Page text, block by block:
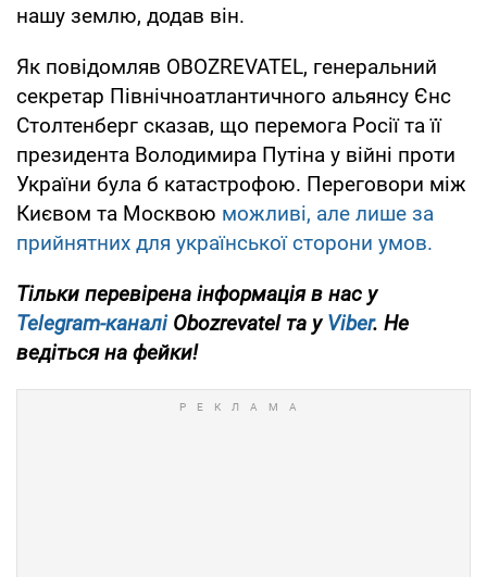
нашу землю, додав він.
Як повідомляв OBOZREVATEL, генеральний
секретар Північноатлантичного альянсу Єнс
Столтенберг сказав, що перемога Росії та її
президента Володимира Путіна у війні проти
України була б катастрофою. Переговори між
Києвом та Москвою можливі, але лише за
прийнятних для української сторони умов.
Тільки перевірена інформація в нас у
Telegram-каналіObozrevatel та уViber. Не
ведіться на фейки!